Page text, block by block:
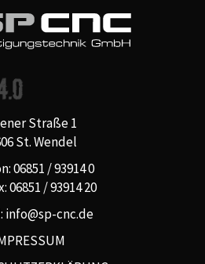
Straße 1
St. Wendel
06851 / 93914 0
06851 / 93914 20
info@sp-cnc.de